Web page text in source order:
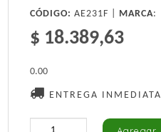
CÓDIGO: AE231F | MARCA:
$ 18.389,63
0.00
ENTREGA INMEDIATA